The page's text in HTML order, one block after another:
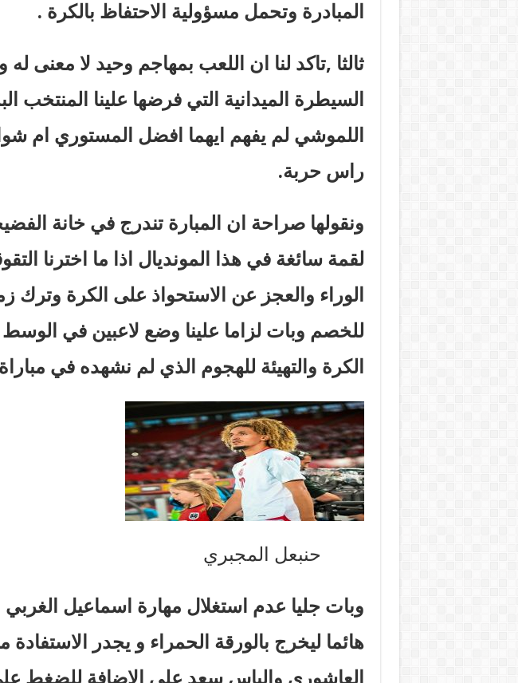
المبادرة وتحمل مسؤولية الاحتفاظ بالكرة .
ثالثا ,تاكد لنا ان اللعب بمهاجم وحيد لا معنى له
السيطرة الميدانية التي فرضها علينا المنتخب
اللموشي لم يفهم ايهما افضل المستوري ام
راس حربة.
ونقولها صراحة ان المبارة تندرج في خانة
لقمة سائغة في هذا المونديال اذا ما اخترنا
الوراء والعجز عن الاستحواذ على الكرة وترك
للخصم وبات لزاما علينا وضع لاعبين في
الكرة والتهيئة للهجوم الذي لم نشهده في
حنبعل المجبري
وبات جليا عدم استغلال مهارة اسماعيل
هائما ليخرج بالورقة الحمراء و يجدر
العاشوري والياس سعد على الاضافة للضغط